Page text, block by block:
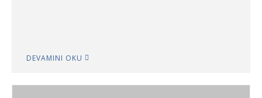
DEVAMINI OKU